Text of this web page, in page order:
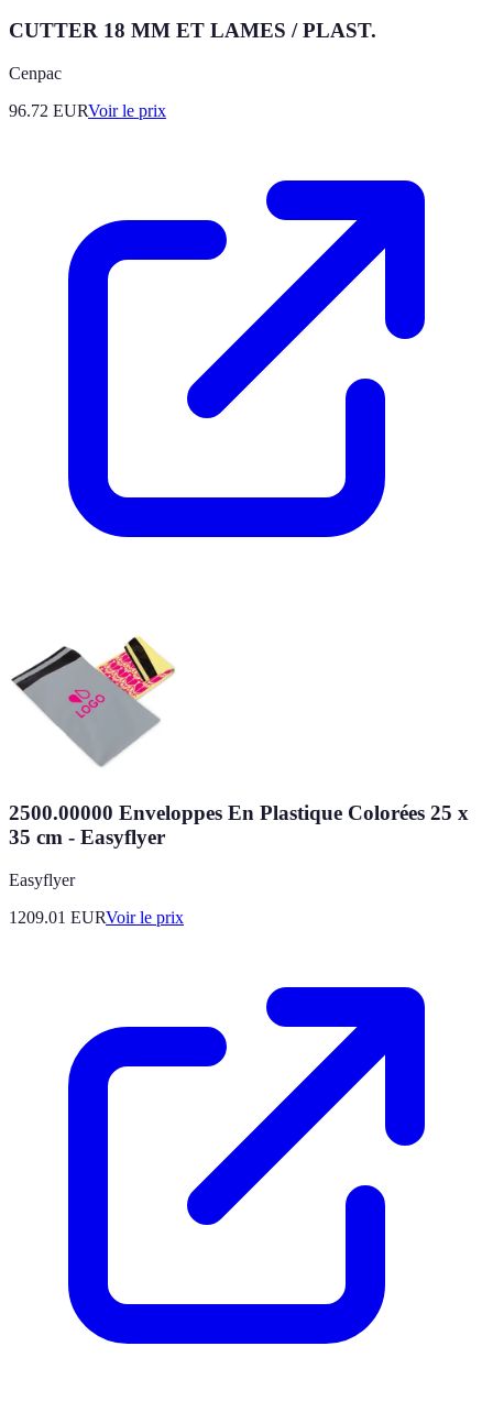
CUTTER 18 MM ET LAMES / PLAST.
Cenpac
96.72 EURVoir le prix
2500.00000 Enveloppes En Plastique Colorées 25 x
35 cm - Easyflyer
Easyflyer
1209.01 EURVoir le prix